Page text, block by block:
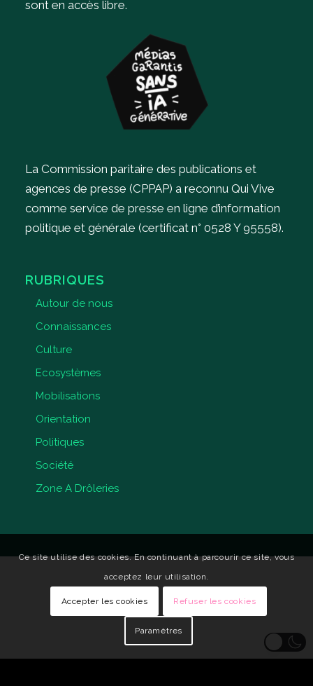
sont en accès libre.
La Commission paritaire des publications et
agences de presse (CPPAP) a reconnu Qui Vive
comme service de presse en ligne d’information
politique et générale (certificat n° 0528 Y 95558).
RUBRIQUES
Autour de nous
Connaissances
Culture
Ecosystèmes
Mobilisations
Orientation
Politiques
Société
Zone A Drôleries
Ce site utilise des cookies. En continuant à parcourir ce site, vous
acceptez leur utilisation.
Accepter les cookies Refuser les cookies
Paramètres